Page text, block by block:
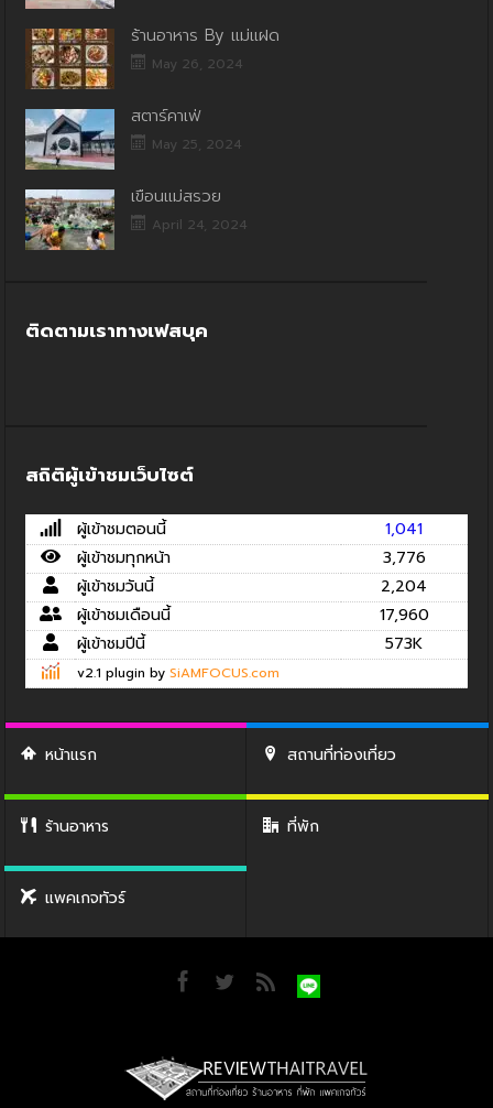
ร้านอาหาร By แม่แฝด
May 26, 2024
สตาร์คาเฟ่
May 25, 2024
เขื่อนแม่สรวย
April 24, 2024
ติดตามเราทางเฟสบุค
สถิติผู้เข้าชมเว็บไซต์
ผู้เข้าชมตอนนี้
1,041
ผู้เข้าชมทุกหน้า
3,776
ผู้เข้าชมวันนี้
2,204
ผู้เข้าชมเดือนนี้
17,960
ผู้เข้าชมปีนี้
573K
v2.1 plugin by SiAMFOCUS.com
หน้าแรก สถานที่ท่องเที่ยว
ร้านอาหาร ที่พัก
แพคเกจทัวร์